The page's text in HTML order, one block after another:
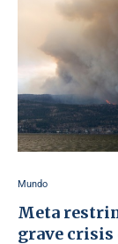
Mundo
Meta
grave crisis